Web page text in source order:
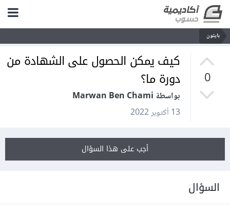
بايثون
0
كيف يمكن الحصول على الشهادة من
دورة ما؟
بواسطة Marwan Ben Chami
13 أكتوبر 2022
أجب على هذا السؤال
السؤال